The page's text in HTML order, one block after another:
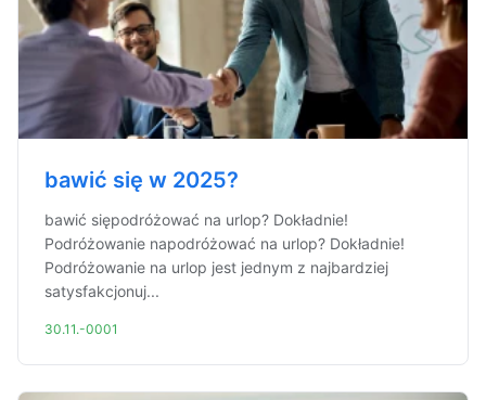
bawić się w 2025?
bawić siępodróżować na urlop? Dokładnie!
Podróżowanie napodróżować na urlop? Dokładnie!
Podróżowanie na urlop jest jednym z najbardziej
satysfakcjonuj...
30.11.-0001